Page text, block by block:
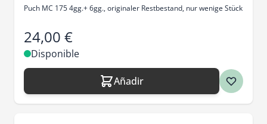
Puch MC 175 4gg.+ 6gg., originaler Restbestand, nur wenige Stück
24,00 €
Disponible
Añadir